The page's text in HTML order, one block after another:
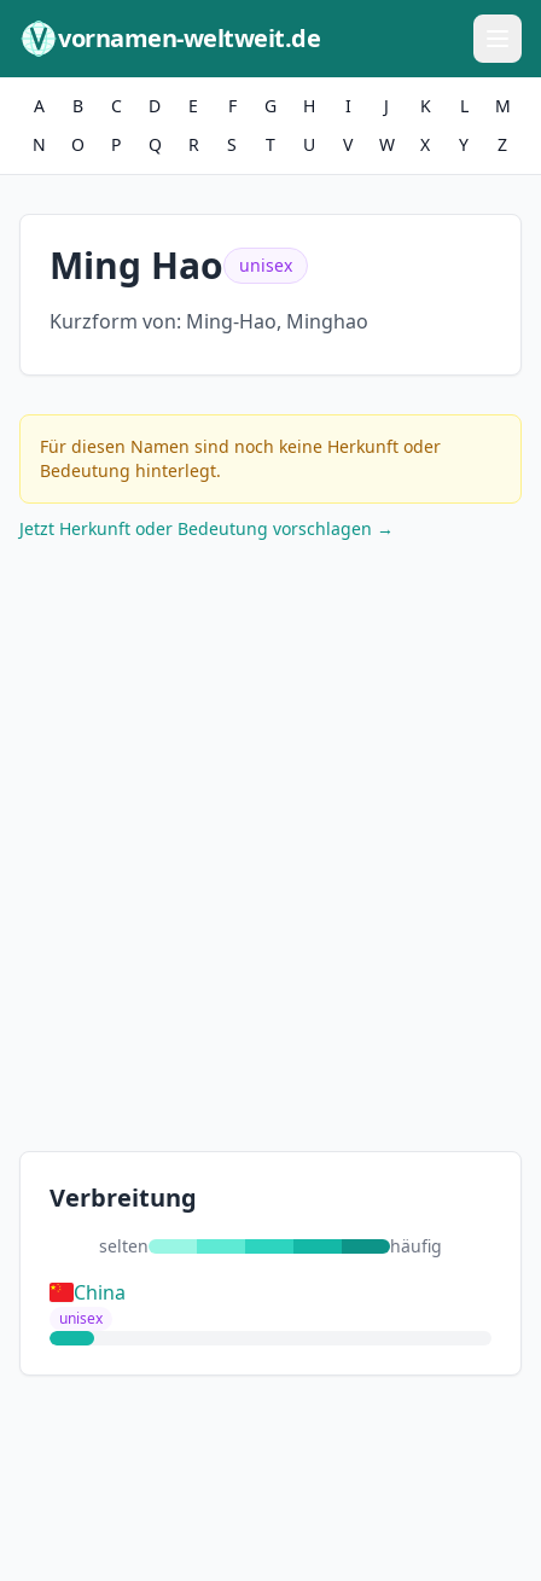
vornamen-weltweit.de
A B C D E F G H I J K L
M
N
O P Q R S T U V W X Y Z
Ming Hao unisex
Kurzform von: Ming-Hao, Minghao
Für diesen Namen sind noch keine Herkunft oder
Bedeutung hinterlegt.
Jetzt Herkunft oder Bedeutung vorschlagen →
Verbreitung
selten häufig
China
unisex